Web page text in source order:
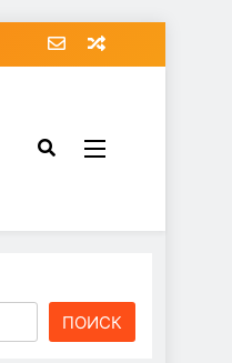
ПОИСК